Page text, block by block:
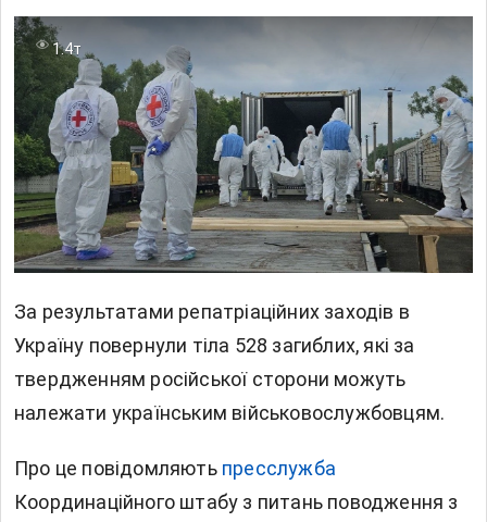
1.4т
За результатами репатріаційних заходів в
Україну повернули тіла 528 загиблих, які за
твердженням російської сторони можуть
належати українським військовослужбовцям.
Про це повідомляють пресслужба
Координаційного штабу з питань поводження з